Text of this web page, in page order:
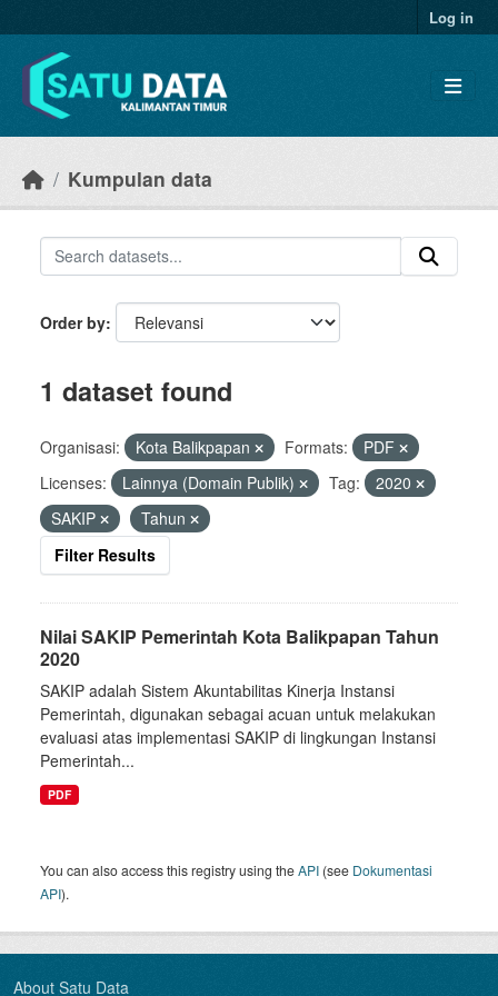
Log in
Kumpulan data
Order by
1 dataset found
Organisasi: Kota Balikpapan Formats:
PDF
Licenses:
Lainnya (Domain Publik) Tag:
2020
SAKIP
Tahun
Filter Results
Nilai SAKIP Pemerintah Kota Balikpapan Tahun
2020
SAKIP adalah Sistem Akuntabilitas Kinerja Instansi
Pemerintah, digunakan sebagai acuan untuk melakukan
evaluasi atas implementasi SAKIP di lingkungan Instansi
Pemerintah...
PDF
You can also access this registry using theAPI (see Dokumentasi
API).
About Satu Data